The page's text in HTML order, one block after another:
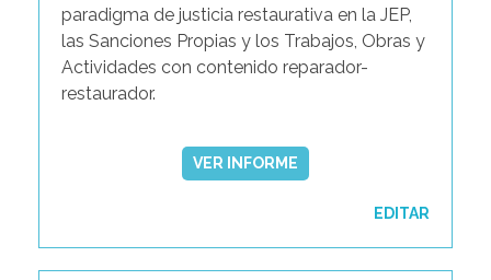
paradigma de justicia restaurativa en la JEP,
las Sanciones Propias y los Trabajos, Obras y
Actividades con contenido reparador-
restaurador.
VER INFORME
EDITAR